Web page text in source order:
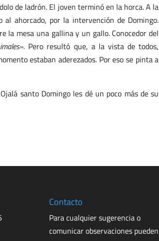
de ladrón. El joven terminó en la horca. A la
al ahorcado, por la intervención de Domingo.
la mesa una gallina y un gallo. Conocedor del
Pero resultó que, a la vista de todos,
estaban aderezados. Por eso se pinta a
santo Domingo les dé un poco más de su
Contacto
Para cualquier sugerencia o
comunicar observaciones pueden